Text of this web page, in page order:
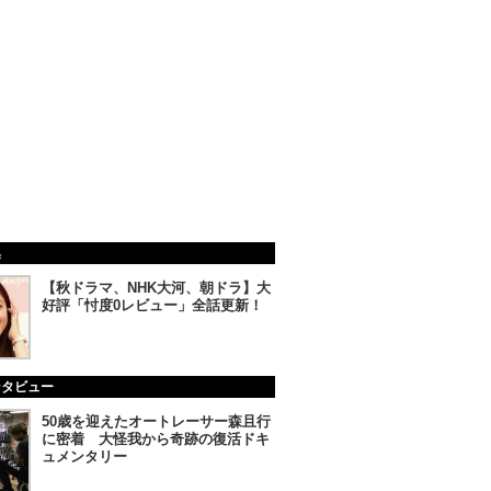
【秋ドラマ、NHK大河、朝ドラ】大
好評「忖度0レビュー」全話更新！
ビュー
50歳を迎えたオートレーサー森且行
に密着 大怪我から奇跡の復活ドキ
ュメンタリー